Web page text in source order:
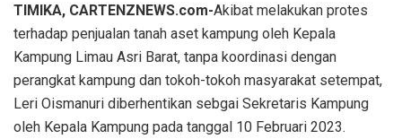
TIMIKA, CARTENZNEWS.com-Akibat melakukan protes
terhadap penjualan tanah aset kampung oleh Kepala
Kampung Limau Asri Barat, tanpa koordinasi dengan
perangkat kampung dan tokoh-tokoh masyarakat setempat,
Leri Oismanuri diberhentikan sebgai Sekretaris Kampung
oleh Kepala Kampung pada tanggal 10 Februari 2023.